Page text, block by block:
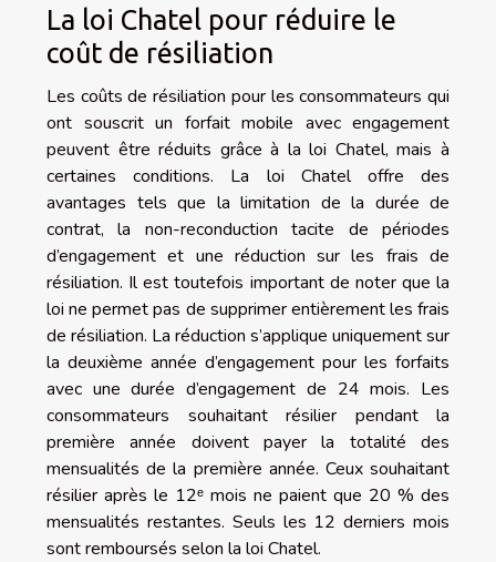
La loi Chatel pour réduire le
coût de résiliation
Les coûts de résiliation pour les consommateurs qui
ont souscrit un forfait mobile avec engagement
peuvent être réduits grâce à la loi Chatel, mais à
certaines conditions. La loi Chatel offre des
avantages tels que la limitation de la durée de
contrat, la non-reconduction tacite de périodes
d’engagement et une réduction sur les frais de
résiliation. Il est toutefois important de noter que la
loi ne permet pas de supprimer entièrement les frais
de résiliation. La réduction s’applique uniquement sur
la deuxième année d’engagement pour les forfaits
avec une durée d’engagement de 24 mois. Les
consommateurs souhaitant résilier pendant la
première année doivent payer la totalité des
mensualités de la première année. Ceux souhaitant
résilier après le 12ᵉ mois ne paient que 20 % des
mensualités restantes. Seuls les 12 derniers mois
sont remboursés selon la loi Chatel.